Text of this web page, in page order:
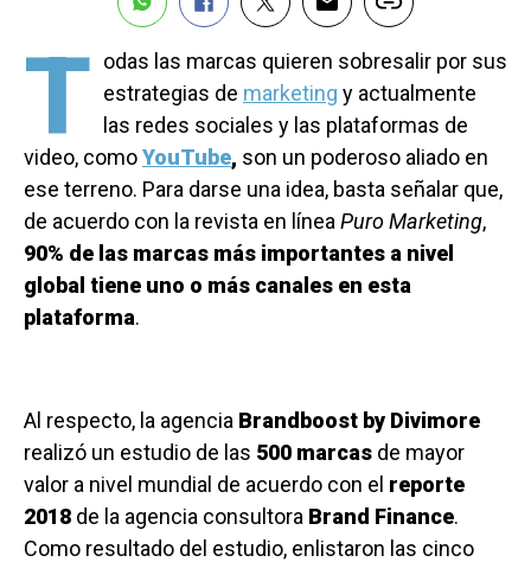
T odas las marcas quieren sobresalir por sus
estrategias de marketing y actualmente
las redes sociales y las plataformas de
video, comoYouTube, son un poderoso aliado en
ese terreno. Para darse una idea, basta señalar que,
de acuerdo con la revista en líneaPuro Marketing,
90% de las marcas más importantes a nivel
global tiene uno o más canales en esta
plataforma.
Al respecto, la agencia Brandboost by Divimore
realizó un estudio de las 500 marcas de mayor
valor a nivel mundial de acuerdo con el reporte
2018 de la agencia consultora Brand Finance.
Como resultado del estudio, enlistaron las cinco